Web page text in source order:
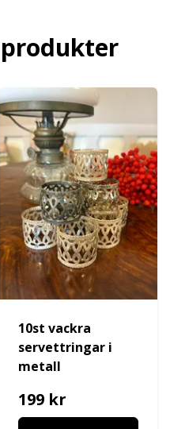
10st vackra
servettringar i
metall
199 kr